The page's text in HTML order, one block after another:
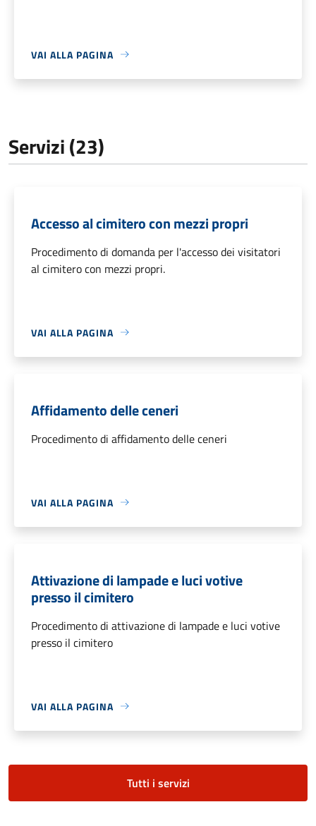
VAI ALLA PAGINA
Servizi (23)
Accesso al cimitero con mezzi propri
Procedimento di domanda per l'accesso dei visitatori
al cimitero con mezzi propri.
VAI ALLA PAGINA
Affidamento delle ceneri
Procedimento di affidamento delle ceneri
VAI ALLA PAGINA
Attivazione di lampade e luci votive
presso il cimitero
Procedimento di attivazione di lampade e luci votive
presso il cimitero
VAI ALLA PAGINA
Tutti i servizi